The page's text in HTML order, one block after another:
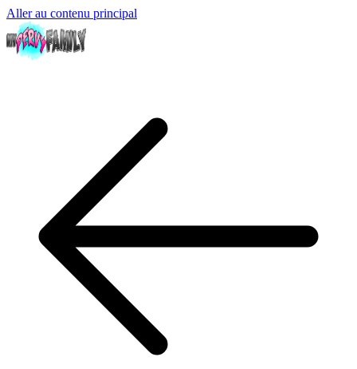
Aller au contenu principal